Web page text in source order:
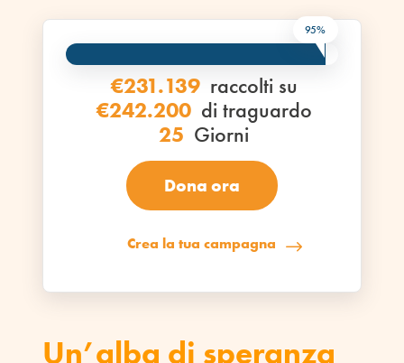
95%
€231.139 raccolti su
€242.200 di traguardo
25 Giorni
Dona ora
Crea la tua campagna
Un’alba di speranza